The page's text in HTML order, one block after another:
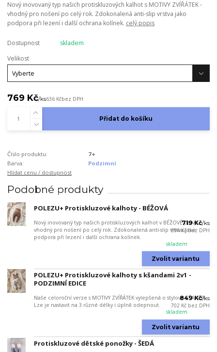
Nový inovovaný typ našich protiskluzových kalhot s MOTIVY ZVÍŘÁTEK -
vhodný pro nošení po celý rok. Zdokonalená anti-slip vrstva jako
podpora při lezení i další ochrana kolínek. celý popis
Dostupnost
skladem
Velikost
769 Kč/ks636 Kčbez DPH
Přidat do košíku
Číslo produktu:
7+
Barva:
Podzimní
Hlídat cenu / dostupnost
Podobné produkty
POLEZU+ Protiskluzové kalhoty - BÉŽOVÁ
Nový inovovaný typ našich protiskluzových kalhot v BÉŽOVÉ barvě -
vhodný pro nošení po celý rok. Zdokonalená anti-slip vrstva jako
podpora při lezení i další ochrana kolínek.
719 Kč/ks
594 Kčbez DPH
skladem
Zvolit variantu
POLEZU+ Protiskluzové kalhoty s kšandami 2v1 -
PODZIMNÍ EDICE
Naše celoroční verze s MOTIVY ZVÍŘÁTEK vylepšená o stylové KŠANDY.
Lze je nastavit na 3 různé délky i úplně odepnout.
849 Kč/ks
702 Kč bez DPH
skladem
Zvolit variantu
Protiskluzové dětské ponožky - ŠEDÁ